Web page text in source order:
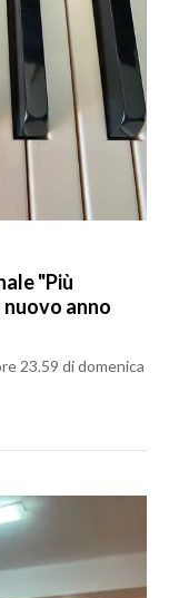
"Più
nuovo anno
23.59 di domenica